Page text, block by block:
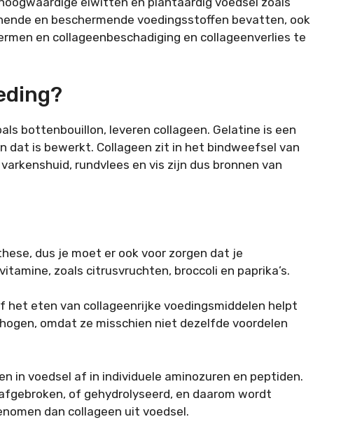
en beschermende voedingsstoffen bevatten, ook
en collageenbeschadiging en collageenverlies te
bottenbouillon, leveren collageen. Gelatine is een
dat is bewerkt. Collageen zit in het bindweefsel van
rundvlees en vis zijn dus bronnen van
dus je moet er ook voor zorgen dat je
zoals citrusvruchten, broccoli en paprika’s.
het eten van collageenrijke voedingsmiddelen helpt
omdat ze misschien niet dezelfde voordelen
in voedsel af in individuele aminozuren en peptiden.
of gehydrolyseerd, en daarom wordt
dan collageen uit voedsel.